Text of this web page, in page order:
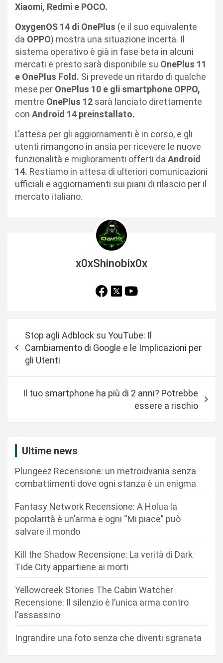
Xiaomi, Redmi e POCO.
OxygenOS 14 di OnePlus (e il suo equivalente
da OPPO) mostra una situazione incerta. Il
sistema operativo è già in fase beta in alcuni
mercati e presto sarà disponibile su OnePlus 11
e OnePlus Fold. Si prevede un ritardo di qualche
mese per OnePlus 10 e gli smartphone OPPO,
mentre OnePlus 12 sarà lanciato direttamente
con Android 14 preinstallato.
L’attesa per gli aggiornamenti è in corso, e gli
utenti rimangono in ansia per ricevere le nuove
funzionalità e miglioramenti offerti da Android
14. Restiamo in attesa di ulteriori comunicazioni
ufficiali e aggiornamenti sui piani di rilascio per il
mercato italiano.
x0xShinobix0x
i
z
Stop agli Adblock su YouTube: Il
Cambiamento di Google e le Implicazioni per
gli Utenti
Il tuo smartphone ha più di 2 anni? Potrebbe
essere a rischio
Ultime news
Plungeez Recensione: un metroidvania senza
combattimenti dove ogni stanza è un enigma
Fantasy Network Recensione: A Holua la
popolarità è un’arma e ogni “Mi piace” può
salvare il mondo
Kill the Shadow Recensione: La verità di Dark
Tide City appartiene ai morti
Yellowcreek Stories The Cabin Watcher
Recensione: Il silenzio è l’unica arma contro
l’assassino
Ingrandire una foto senza che diventi sgranata